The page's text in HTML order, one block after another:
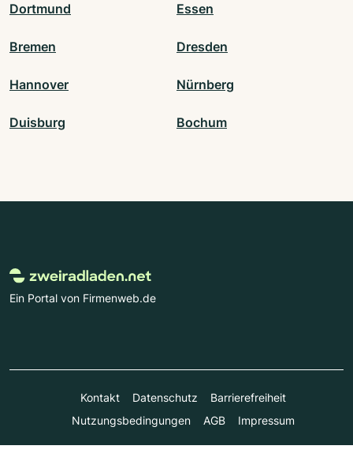
Dortmund Essen
Bremen Dresden
Hannover Nürnberg
Duisburg Bochum
Ein Portal von Firmenweb.de
Kontakt Datenschutz
Barrierefreiheit
Nutzungsbedingungen
AGB Impressum